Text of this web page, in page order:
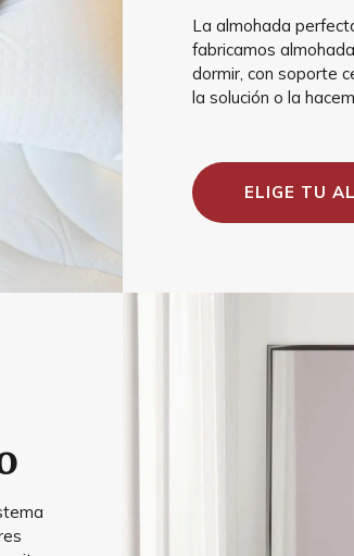
La almohada
fabricamos
dormir, con soporte
la solución o la
ELIGE TU